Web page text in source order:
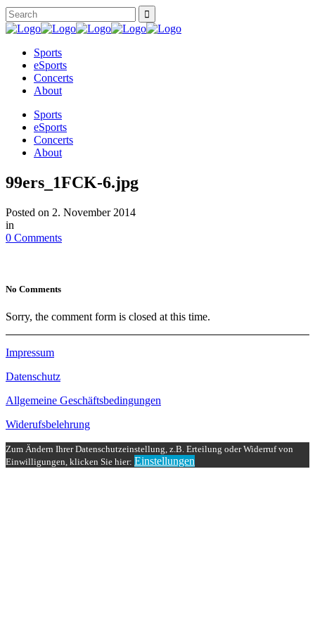
Sports
eSports
Concerts
About
Sports
eSports
Concerts
About
99ers_1FCK-6.jpg
Posted on 2. November 2014
in
0 Comments
No Comments
Sorry, the comment form is closed at this time.
Impressum
Datenschutz
Allgemeine Geschäftsbedingungen
Widerufsbelehrung
Zum Ändern Ihrer Datenschutzeinstellung, z.B. Erteilung oder Widerruf von
Einwilligungen, klicken Sie hier: Einstellungen